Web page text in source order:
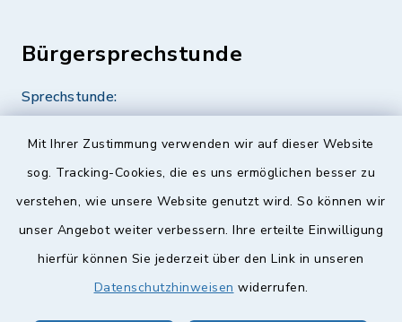
Mit Ihrer Zustimmung verwenden wir auf dieser Website
sog. Tracking-Cookies, die es uns ermöglichen besser zu
verstehen, wie unsere Website genutzt wird. So können wir
unser Angebot weiter verbessern. Ihre erteilte Einwilligung
hierfür können Sie jederzeit über den Link in unseren
Datenschutzhinweisen widerrufen.
Bürgersprechstunde
Sprechstunde:
Quicklinks
Landkreis Lichtenfels